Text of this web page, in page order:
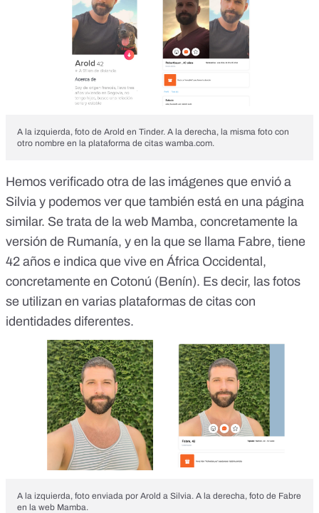
A la izquierda, foto de Arold en Tinder. A la derecha, la misma foto con
otro nombre en la plataforma de citas wamba.com.
Hemos verificado otra de las imágenes que envió a
Silvia y podemos ver que también está en una página
similar. Se trata de la web Mamba, concretamente la
versión de Rumanía, y en la que se llama Fabre, tiene
42 años e indica que vive en África Occidental,
concretamente en Cotonú (Benín). Es decir, las fotos
se utilizan en varias plataformas de citas con
identidades diferentes.
A la izquierda, foto enviada por Arold a Silvia. A la derecha, foto de Fabre
en la web Mamba.